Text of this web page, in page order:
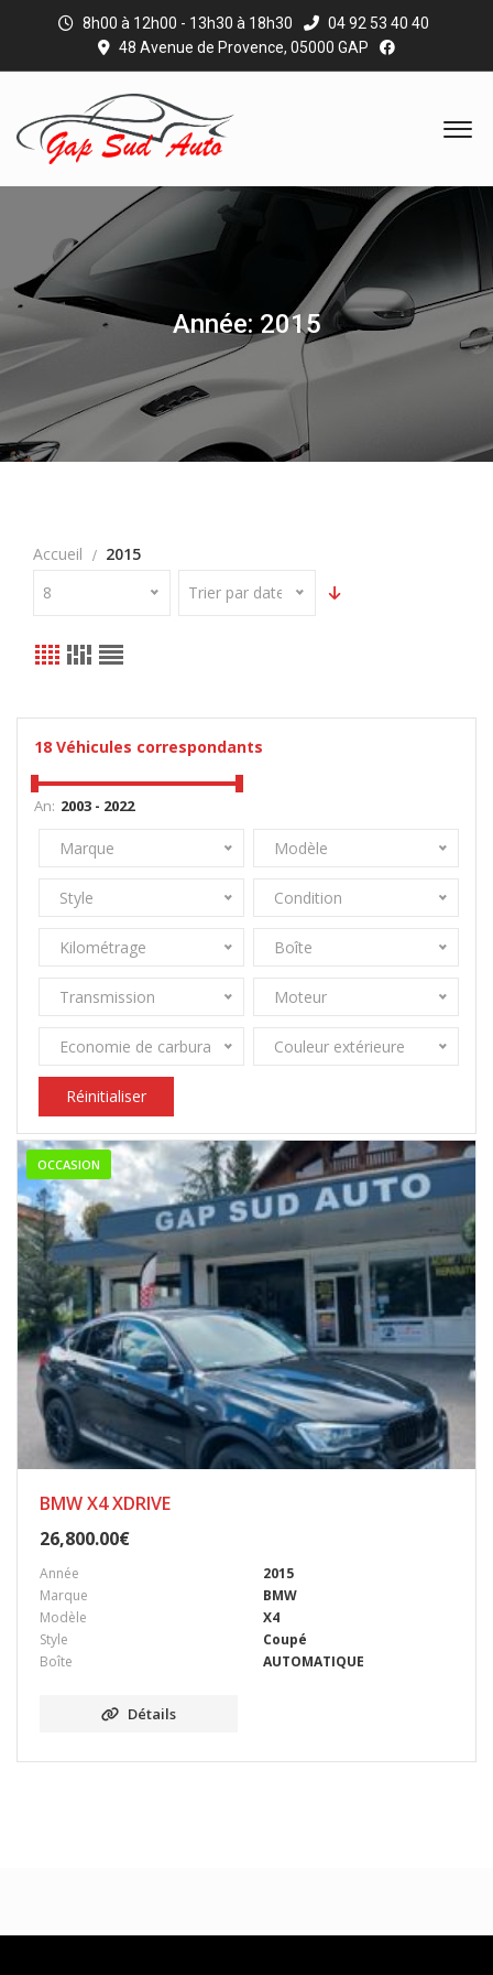
8h00 à 12h00 - 13h30 à 18h30
04 92 53 40 40
48 Avenue de Provence, 05000 GAP
Année: 2015
Accueil
2015
8
Trier par date
18 Véhicules correspondants
An:
Marque Modèle
Style Condition
Kilométrage Boîte
Transmission Moteur
Economie de carburant Couleur extérieure
Réinitialiser
OCCASION
BMW X4 XDRIVE
26,800.00€
Année
2015
Marque
BMW
Modèle
X4
Style
Coupé
Boîte
AUTOMATIQUE
Détails